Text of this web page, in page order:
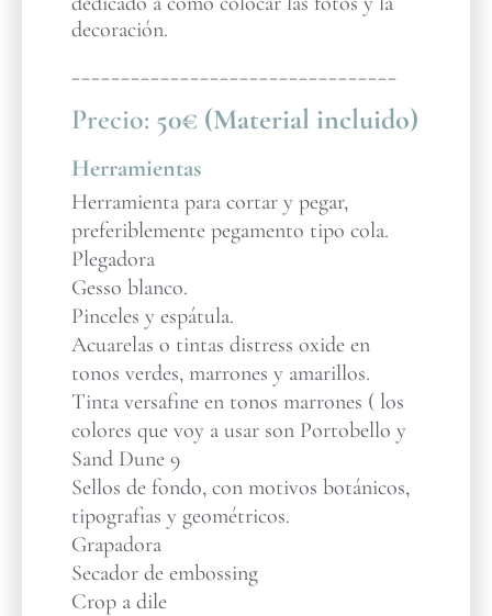
decoración.
_________________________________
Precio: 50€ (Material incluido)
Herramientas
Herramienta para cortar y pegar,
preferiblemente pegamento tipo cola.
Plegadora
Gesso blanco.
Pinceles y espátula.
Acuarelas o tintas distress oxide en
tonos verdes, marrones y amarillos.
Tinta versafine en tonos marrones ( los
colores que voy a usar son Portobello y
Sand Dune 9
Sellos de fondo, con motivos botánicos,
tipografias y geométricos.
Grapadora
Secador de embossing
Crop a dile